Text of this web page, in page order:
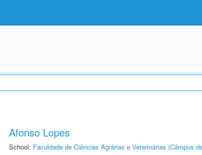
Afonso Lopes
School: Faculdade de Ciências Agrárias e Veterinárias (Câmpus